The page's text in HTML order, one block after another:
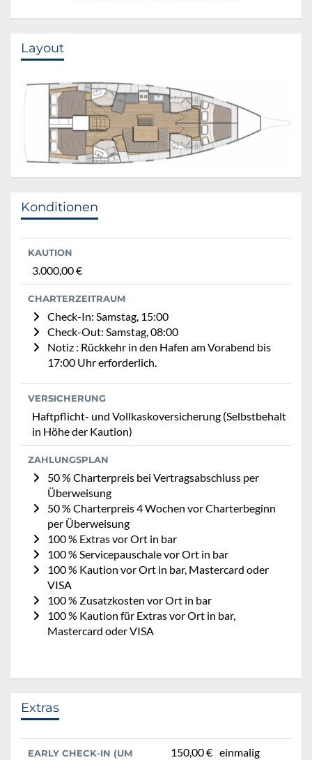
Layout
Konditionen
KAUTION
3.000,00 €
CHARTERZEITRAUM
Check-In: Samstag, 15:00
Check-Out: Samstag, 08:00
Notiz : Rückkehr in den Hafen am Vorabend bis
17:00 Uhr erforderlich.
VERSICHERUNG
Haftpflicht- und Vollkaskoversicherung (Selbstbehalt
in Höhe der Kaution)
ZAHLUNGSPLAN
50 % Charterpreis bei Vertragsabschluss per
Überweisung
50 % Charterpreis 4 Wochen vor Charterbeginn
per Überweisung
100 % Extras vor Ort in bar
100 % Servicepauschale vor Ort in bar
100 % Kaution vor Ort in bar, Mastercard oder
VISA
100 % Zusatzkosten vor Ort in bar
100 % Kaution für Extras vor Ort in bar,
Mastercard oder VISA
Extras
EARLY CHECK-IN (UM 150,00 € einmalig